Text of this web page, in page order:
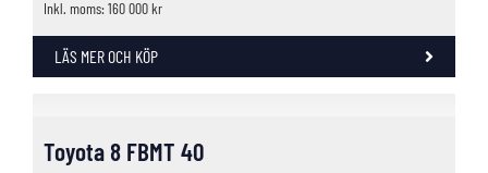
Inkl. moms: 160 000 kr
LÄS MER OCH KÖP
Toyota 8 FBMT 40